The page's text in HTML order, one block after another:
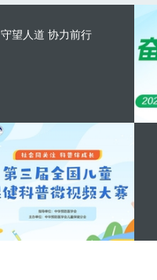
守望人道 协力前行